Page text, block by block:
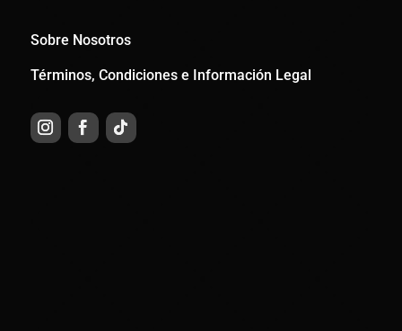
Sobre Nosotros
Términos, Condiciones e Información Legal